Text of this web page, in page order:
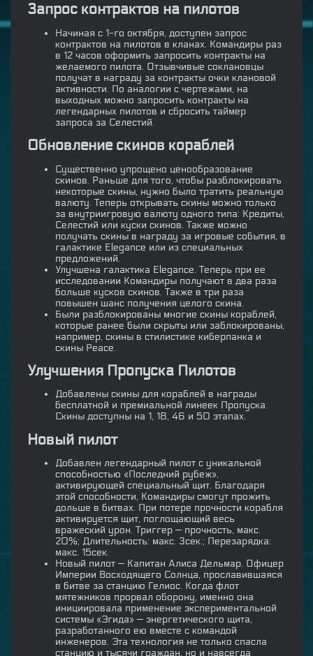
Запрос контрактов на пилотов
Начиная с 1-го октября, доступен запрос
контрактов на пилотов в кланах. Командиры раз
в 12 часов оформить запросить контракты на
желаемого пилота. Отзывчивые соклановцы
получат в награду за контракты очки клановой
активности. По аналогии с чертежами, на
выходных можно запросить контракты на
легендарных пилотов и сбросить таймер
запроса за Селестий.
Обновление скинов кораблей
Существенно упрощено ценообразование
скинов. Раньше для того, чтобы разблокировать
некоторые скины, нужно было тратить реальную
валюту. Теперь открывать скины можно только
за внутриигровую валюту одного типа: Кредиты,
Селестий или куски скинов. Также можно
получать скины в награду за игровые события, в
галактике Elegance или из специальных
предложений.
Улучшена галактика Elegance. Теперь при ее
исследовании Командиры получают в два раза
больше кусков скинов. Также в три раза
повышен шанс получения целого скина.
Были разблокированы многие скины кораблей,
которые ранее были скрыты или заблокированы,
например, скины в стилистике киберпанка и
скины Peace.
Улучшения Пропуска Пилотов
Добавлены скины для кораблей в награды
бесплатной и премиальной линеек Пропуска.
Скины доступны на 1, 18, 46 и 50 этапах.
Новый пилот
Добавлен легендарный пилот с уникальной
способностью «Последний рубеж»,
активирующей специальный щит. Благодаря
этой способности, Командиры смогут прожить
дольше в битвах. При потере прочности корабля
активируется щит, поглощающий весь
вражеский урон. Триггер — прочность, макс.
20%; Длительность: макс. 3сек.; Перезарядка:
макс. 15сек.
Новый пилот — Капитан Алиса Дельмар. Офицер
Империи Восходящего Солнца, прославившаяся
в битве за станцию Гелиос. Когда флот
мятежников прорвал оборону, именно она
инициировала применение экспериментальной
системы «Эгида» — энергетического щита,
разработанного ею вместе с командой
инженеров. Эта технология не только спасла
станцию и тысячи граждан, но и навсегда